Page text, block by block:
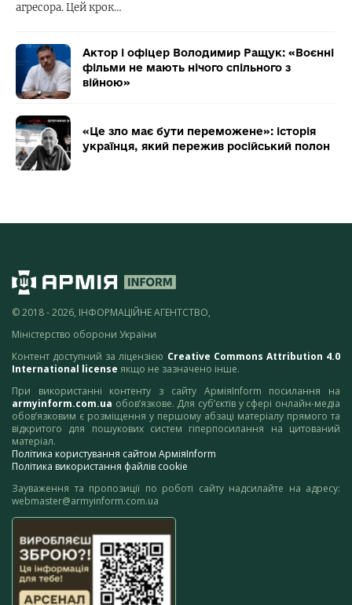
агресора. Цей крок…
Актор і офіцер Володимир Ращук: «Воєнні
фільми не мають нічого спільного з
війною»
«Це зло має бути переможене»: історія
українця, який пережив російський полон
© 2018 - 2026, ІНФОРМАЦІЙНЕ АГЕНТСТВО,
Міністерство оборони України
Контент доступний за ліцензією Creative Commons Attribution 4.0
International license якщо не зазначено інше.
При використанні контенту з сайту АрміяInform посилання на
armyinform.com.ua обов’язкове. Для суб’єктів у сфері онлайн-медіа
обов’язковим є розміщення у першому абзаці матеріалу прямого та
відкритого для пошукових систем гіперпосилання на цитований
матеріал.
Політика користування сайтом АрміяInform
Політика використання файлів cookie
Зауваження та пропозиції по роботі сайту надсилайте на адресу:
webmaster@armyinform.com.ua